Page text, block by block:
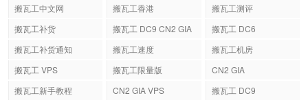
搬瓦工中文网
搬瓦工香港
搬瓦工测评
搬瓦工补货
搬瓦工 DC9 CN2 GIA
搬瓦工 DC6
搬瓦工补货通知
搬瓦工速度
搬瓦工机房
搬瓦工 VPS
搬瓦工限量版
CN2 GIA
搬瓦工新手教程
CN2 GIA VPS 搬瓦工 DC9